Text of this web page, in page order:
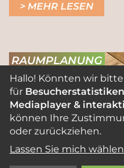
MEHR LESEN
RAUMPLANUNG
Hallo! Könnten wir
für
Mediaplayer &
können Ihre
oder zurückziehen.
Lassen Sie mich wählen